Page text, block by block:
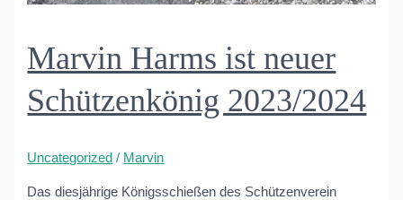
Marvin Harms ist neuer
Schützenkönig 2023/2024
Uncategorized / Marvin
Das diesjährige Königsschießen des Schützenverein